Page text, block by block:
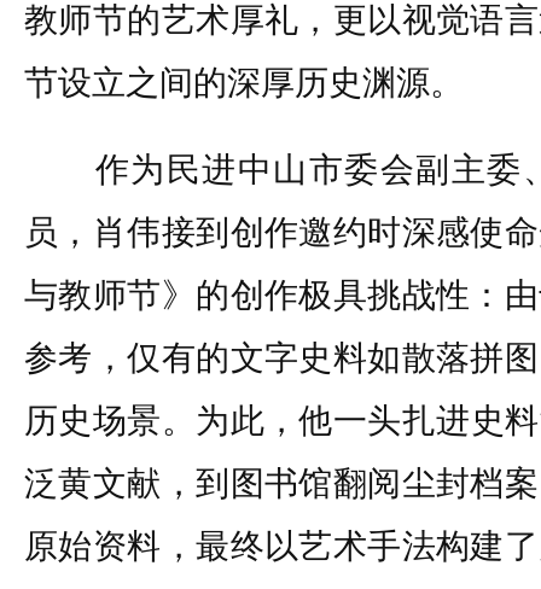
教师节的艺术厚礼，更以视觉语
节设立之间的深厚历史渊源。
作为民进中山市委会副主委
员，肖伟接到创作邀约时深感使
与教师节》的创作极具挑战性：
参考，仅有的文字史料如散落拼
历史场景。为此，他一头扎进史
泛黄文献，到图书馆翻阅尘封档
原始资料，最终以艺术手法构建